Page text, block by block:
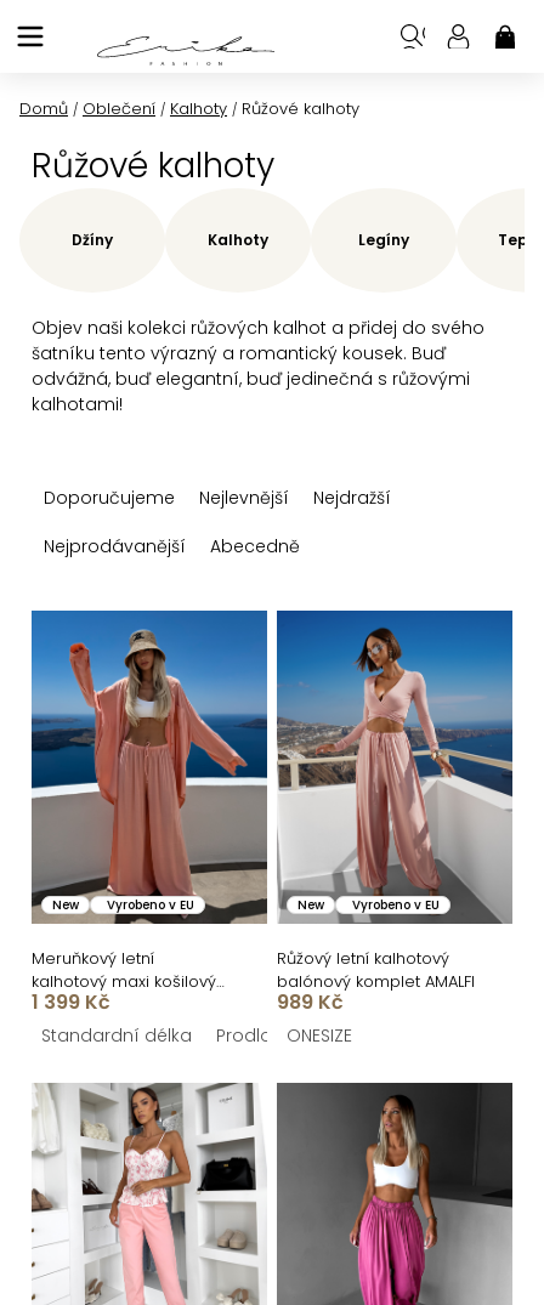
na
Domů / Oblečení / Kalhoty / Růžové kalhoty
Růžové kalhoty
Objev naši kolekci růžových kalhot a přidej do svého
šatníku tento výrazný a romantický kousek. Buď
odvážná, buď elegantní, buď jedinečná s růžovými
kalhotami!
Džíny Kalhoty Legíny
a
n
í
p
r
o
d
k
t
ů
Doporučujeme Nejlevnější
Nejdražší
Nejprodávanější
Abecedně
ý
p
i
s
o
d
u
k
ů
New Vyrobeno v EU
Meruňkový letní
kalhotový maxi košilový
komplet NOVELAYA
1 399 Kč
Standardní délka Prodloužená délka
New Vyrobeno v EU
Růžový letní kalhotový
balónový komplet AMALFI
989 Kč
ONESIZE